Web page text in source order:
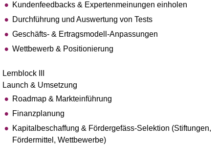
Kundenfeedbacks & Expertenmeinungen einholen
Durchführung und Auswertung von Tests
Geschäfts- & Ertragsmodell-Anpassungen
Wettbewerb & Positionierung
Lernblock III
Launch & Umsetzung
Roadmap & Markteinführung
Finanzplanung
Kapitalbeschaffung & Fördergefäss-Selektion (Stiftungen,
Fördermittel, Wettbewerbe)